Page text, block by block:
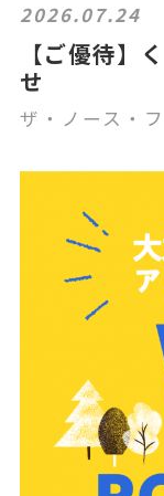
2026.07.24
【ご優待】
せ
ザ・ノース・